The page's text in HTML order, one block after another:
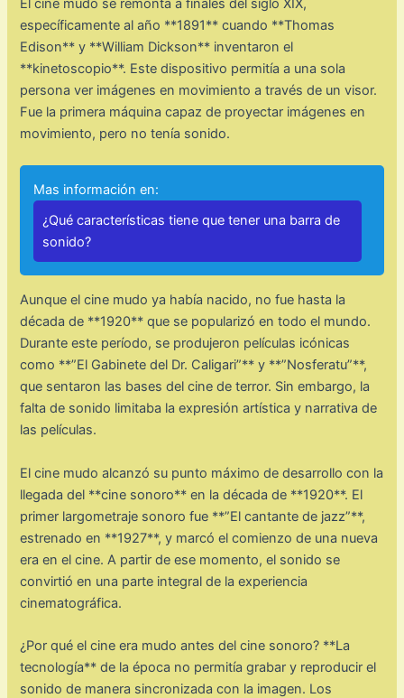
El cine mudo se remonta a finales del siglo XIX,
específicamente al año **1891** cuando **Thomas
Edison** y **William Dickson** inventaron el
**kinetoscopio**. Este dispositivo permitía a una sola
persona ver imágenes en movimiento a través de un visor.
Fue la primera máquina capaz de proyectar imágenes en
movimiento, pero no tenía sonido.
Mas información en:
¿Qué características tiene que tener una barra de
sonido?
Aunque el cine mudo ya había nacido, no fue hasta la
década de **1920** que se popularizó en todo el mundo.
Durante este período, se produjeron películas icónicas
como **”El Gabinete del Dr. Caligari”** y **”Nosferatu”**,
que sentaron las bases del cine de terror. Sin embargo, la
falta de sonido limitaba la expresión artística y narrativa de
las películas.
El cine mudo alcanzó su punto máximo de desarrollo con la
llegada del **cine sonoro** en la década de **1920**. El
primer largometraje sonoro fue **”El cantante de jazz”**,
estrenado en **1927**, y marcó el comienzo de una nueva
era en el cine. A partir de ese momento, el sonido se
convirtió en una parte integral de la experiencia
cinematográfica.
¿Por qué el cine era mudo antes del cine sonoro? **La
tecnología** de la época no permitía grabar y reproducir el
sonido de manera sincronizada con la imagen. Los